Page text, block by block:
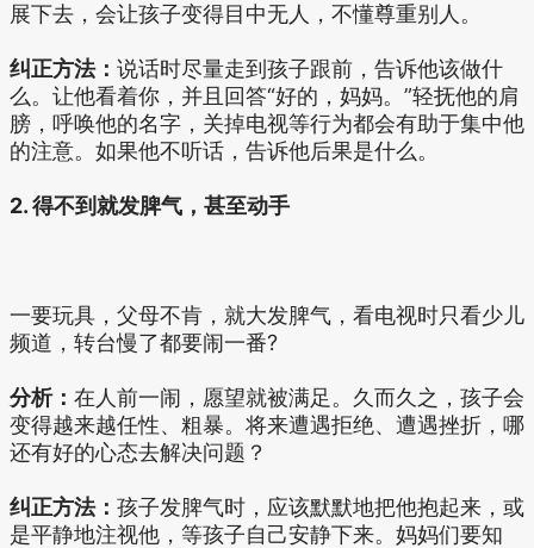
展下去，会让孩子变得目中无人，不懂尊重别人。
纠正方法： 说话时尽量走到孩子跟前，告诉他该做什
么。让他看着你，并且回答“好的，妈妈。”轻抚他的肩
膀，呼唤他的名字，关掉电视等行为都会有助于集中他
的注意。如果他不听话，告诉他后果是什么。
2. 得不到就发脾气，甚至动手
一要玩具，父母不肯，就大发脾气，看电视时只看少儿
频道，转台慢了都要闹一番?
分析： 在人前一闹，愿望就被满足。久而久之，孩子会
变得越来越任性、粗暴。将来遭遇拒绝、遭遇挫折，哪
还有好的心态去解决问题？
纠正方法： 孩子发脾气时，应该默默地把他抱起来，或
是平静地注视他，等孩子自己安静下来。妈妈们要知